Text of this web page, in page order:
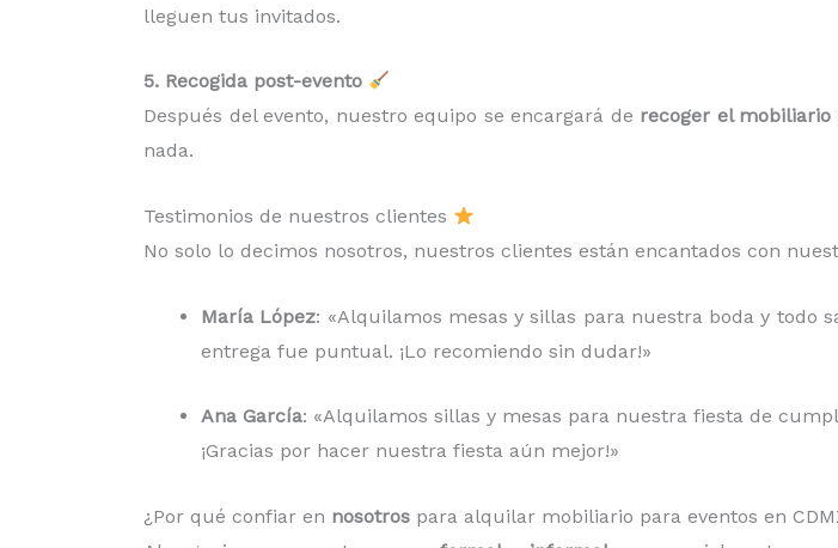
lleguen tus invitados.
5. Recogida post-evento
Después del evento, nuestro equipo se encargará de recoger el mobiliario
nada.
Testimonios de nuestros clientes
No solo lo decimos nosotros, nuestros clientes están encantados con
María López: «Alquilamos mesas y sillas para nuestra boda y todo
entrega fue puntual. ¡Lo recomiendo sin dudar!»
Ana García: «Alquilamos sillas y mesas para nuestra fiesta de
¡Gracias por hacer nuestra fiesta aún mejor!»
¿Por qué confiar en nosotros para alquilar mobiliario para eventos en